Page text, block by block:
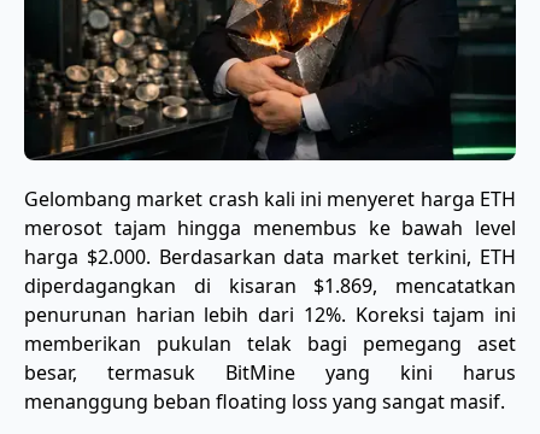
Gelombang market crash kali ini menyeret harga ETH
merosot tajam hingga menembus ke bawah level
harga $2.000. Berdasarkan data market terkini, ETH
diperdagangkan di kisaran $1.869, mencatatkan
penurunan harian lebih dari 12%. Koreksi tajam ini
memberikan pukulan telak bagi pemegang aset
besar, termasuk BitMine yang kini harus
menanggung beban floating loss yang sangat masif.